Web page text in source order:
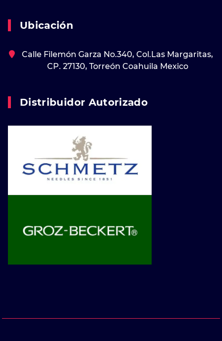
Ubicación
Calle Filemón Garza No.340, Col.Las Margaritas,
CP. 27130, Torreón Coahuila Mexico
Distribuidor Autorizado